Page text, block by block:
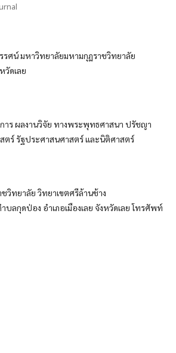
รศน์ มหาวิทยาลัยมหามกุฏราชวิทยาลัย
วัดเลย
าร ผลงานวิจัย ทางพระพุทธศาสนา ปรัชญา
ตร์ รัฐประศาสนศาสตร์ และนิติศาสตร์
วิทยาลัย วิทยาเขตศรีล้านช้าง
ลกุดป่อง อำเภอเมืองเลย จังหวัดเลย โทรศัพท์